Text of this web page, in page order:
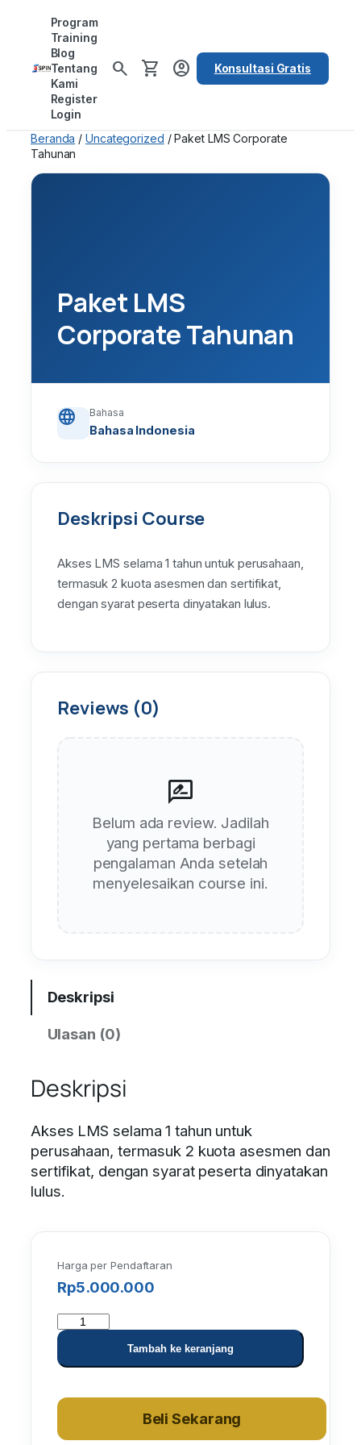
konten
Program
Training
Blog
Tentang
Kami
Register
Login
search shopping_cart account_circle Konsultasi Gratis
Beranda /Uncategorized / Paket LMS Corporate
Tahunan
Paket LMS
Corporate Tahunan
language Bahasa
Bahasa Indonesia
Deskripsi Course
Akses LMS selama 1 tahun untuk perusahaan,
termasuk 2 kuota asesmen dan sertifikat,
dengan syarat peserta dinyatakan lulus.
Reviews (0)
rate_review
Belum ada review. Jadilah
yang pertama berbagi
pengalaman Anda setelah
menyelesaikan course ini.
Deskripsi
Ulasan (0)
Deskripsi
Akses LMS selama 1 tahun untuk
perusahaan, termasuk 2 kuota asesmen dan
sertifikat, dengan syarat peserta dinyatakan
lulus.
Harga per Pendaftaran
Rp5.000.000
u
a
t
Tambah ke keranjang
Beli Sekarang